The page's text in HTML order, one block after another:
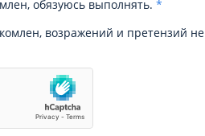
обязуюсь выполнять. *
возражений и претензий не